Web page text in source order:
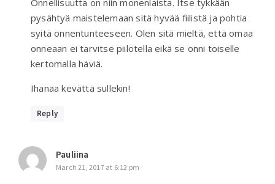
Onnellisuutta on niin monenlaista. Itse tykkään
pysähtyä maistelemaan sitä hyvää fiilistä ja pohtia
syitä onnentunteeseen. Olen sitä mieltä, että omaa
onneaan ei tarvitse piilotella eikä se onni toiselle
kertomalla häviä.
Ihanaa kevättä sullekin!
Reply
Pauliina
March 21, 2017 at 6:12 pm